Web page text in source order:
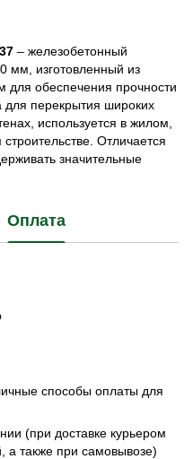
– железобетонный
мм, изготовленный из
для обеспечения прочности
для перекрытия широких
используется в жилом,
Отличается
значительные
Оплата
способы оплаты для
(при доставке курьером
а также при самовывозе)